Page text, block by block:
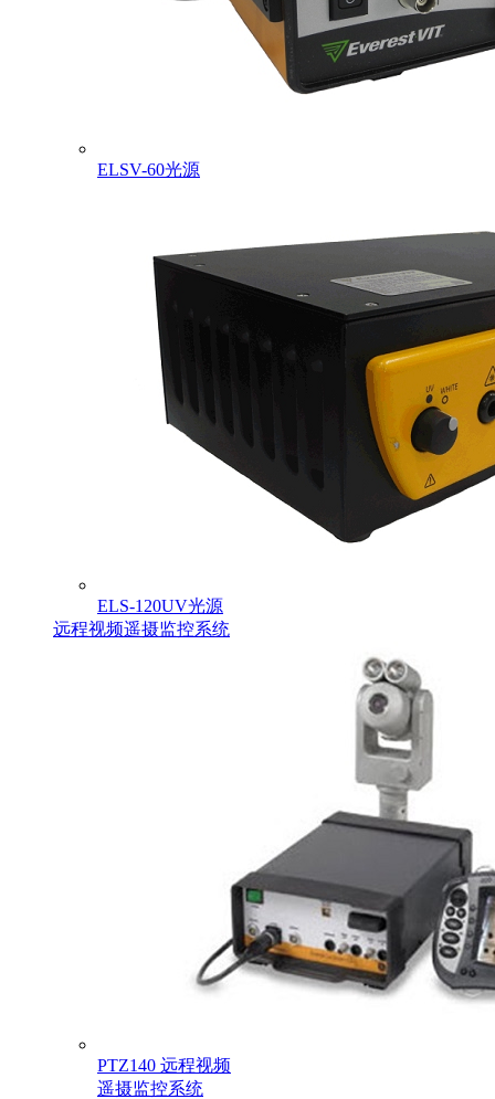
ELSV-60光源
ELS-120UV光源
远程视频遥摄监控系统
PTZ140 远程视频
遥摄监控系统